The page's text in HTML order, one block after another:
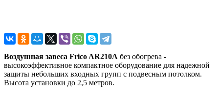
Воздушная завеса Frico AR210A без обогрева -
высокоэффективное компактное оборудование для надежной
защиты небольших входных групп с подвесным потолком.
Высота установки до 2,5 метров.